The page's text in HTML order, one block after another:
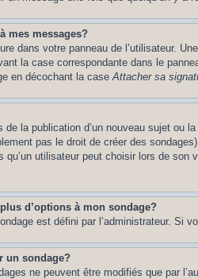
mes messages?
dans votre panneau de l’utilisateur.
la case correspondante dans le
en décochant la caseAttacher sa
de la publication d’un nouveau sujet
pas le droit de créer des
utilisateur peut choisir lors de son
d’options à mon sondage?
est défini par l’administrateur. Si
un sondage?
ne peuvent être modifiés que par